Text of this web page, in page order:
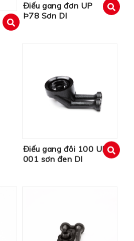
Điếu gang đơn UP
Þ78 Sơn DI
Điếu gang đôi 100 UP
001 sơn đen DI